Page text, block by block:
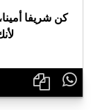
كن شريفا
